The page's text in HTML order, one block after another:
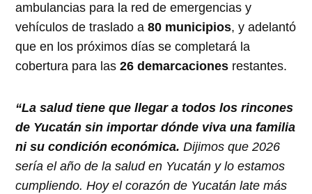
ambulancias para la red de emergencias y
vehículos de traslado a80 municipios, y adelantó
que en los próximos días se completará la
cobertura para las26 demarcaciones restantes.
“La salud tiene que llegar a todos los rincones
de Yucatán sin importar dónde viva una familia
ni su condición económica. Dijimos que 2026
sería el año de la salud en Yucatán y lo estamos
cumpliendo. Hoy el corazón de Yucatán late más